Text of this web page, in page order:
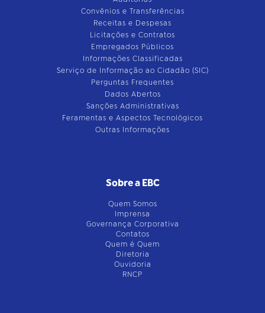
Convênios e Transferências
Receitas e Despesas
Licitações e Contratos
Empregados Públicos
Informações Classificadas
Serviço de Informação ao Cidadão (SIC)
Perguntas Frequentes
Dados Abertos
Sanções Administrativas
Feramentas e Aspectos Tecnológicos
Outras Informações
Sobre a EBC
Quem Somos
Imprensa
Governança Corporativa
Contatos
Quem é Quem
Diretoria
Ouvidoria
RNCP